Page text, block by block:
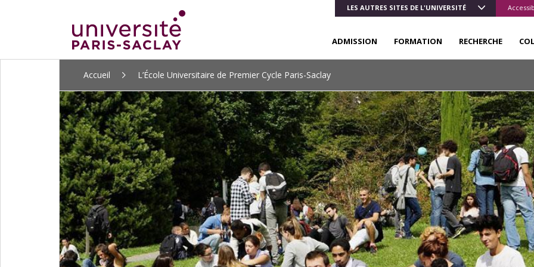
LES AUTRES SITES DE L'UNIVERSITÉ
ADMISSION FORMATION RECHERCHE
Accueil L’École Universitaire de Premier Cycle Paris-Saclay